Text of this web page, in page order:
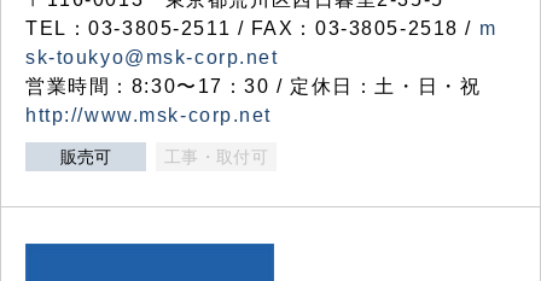
TEL：03-3805-2511 / FAX：03-3805-2518 / m
sk-toukyo@msk-corp.net
営業時間：8:30〜17：30 / 定休日：土・日・祝
http://www.msk-corp.net
販売可 工事・取付可